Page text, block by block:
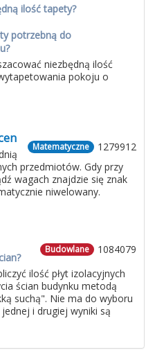
ilość tapety?
potrzebną do
niezbędną ilość
pokoju o
1279912
Matematyczne
przedmiotów. Gdy przy
wagach znajdzie się znak
niwelowany.
1084079
Budowlane
ilość płyt izolacyjnych
ścian budynku metodą
suchą". Nie ma do wyboru
i drugiej wyniki są